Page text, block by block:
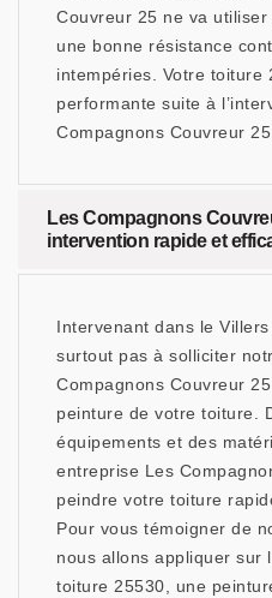
Couvreur 25 ne va
une bonne résistance
intempéries. Votre toiture
performante suite à
Compagnons Couvreur
Les Compagnons
intervention rapide et
Intervenant dans le
surtout pas à solliciter
Compagnons Couvreur
peinture de votre toiture.
équipements et des
entreprise Les
peindre votre toiture
Pour vous témoigner de
nous allons appliquer sur
toiture 25530, une